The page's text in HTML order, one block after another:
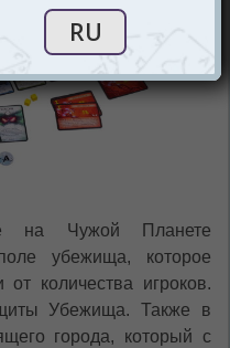
на Чужой Планете
убежища, которое
от количества игроков.
Убежища. Также в
города, который с